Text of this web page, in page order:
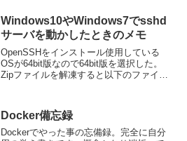
Windows10やWindows7でsshd
サーバを動かしたときのメモ
OpenSSHをインストール使用している
OSが64bit版なので64bit版を選択した。
Zipファイルを解凍すると以下のファイル
Pathを通す必要があ...
Docker備忘録
Dockerでやった事の忘備録。完全に自分